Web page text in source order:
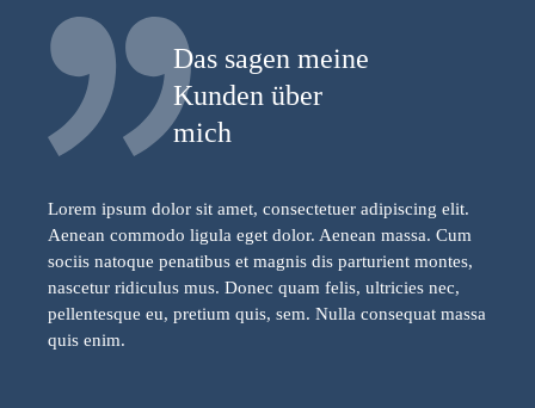
Das sagen meine
Kunden über
mich
Lorem ipsum dolor sit amet, consectetuer adipiscing elit.
Aenean commodo ligula eget dolor. Aenean massa. Cum
sociis natoque penatibus et magnis dis parturient montes,
nascetur ridiculus mus. Donec quam felis, ultricies nec,
pellentesque eu, pretium quis, sem. Nulla consequat massa
quis enim.